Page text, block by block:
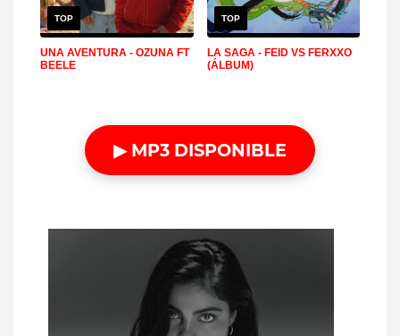
TOP
UNA AVENTURA - OZUNA FT
BEELE
TOP
LA SAGA - FEID VS FERXXO
(ÁLBUM)
▶ MP3 DISPONIBLE